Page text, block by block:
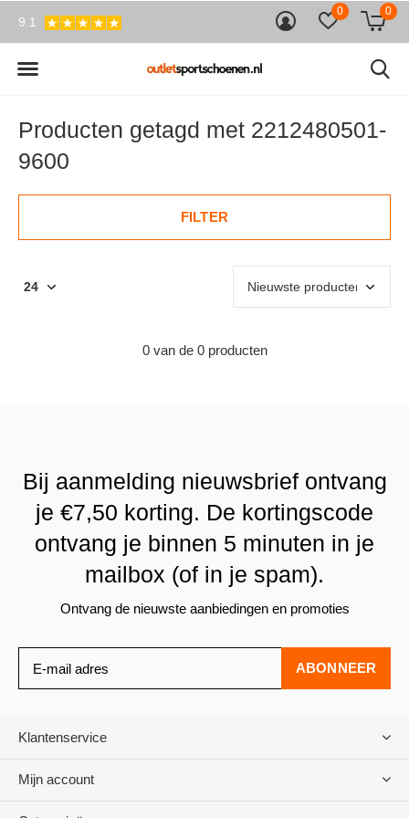
0 0
9.1
Producten getagd met 2212480501-
9600
FILTER
0 van de 0 producten
Bij aanmelding nieuwsbrief ontvang
je €7,50 korting. De kortingscode
ontvang je binnen 5 minuten in je
mailbox (of in je spam).
Ontvang de nieuwste aanbiedingen en promoties
ABONNEER
Klantenservice
Mijn account